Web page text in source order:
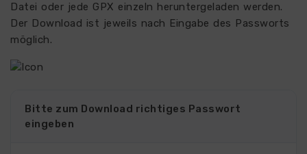
Datei oder jede GPX einzeln heruntergeladen werden.
Der Download ist jeweils nach Eingabe des Passworts
möglich.
Bitte zum Download richtiges Passwort
eingeben